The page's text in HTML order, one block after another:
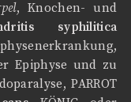
, Knochen- und
syphilitica
Epiphyse und zu
PARROT